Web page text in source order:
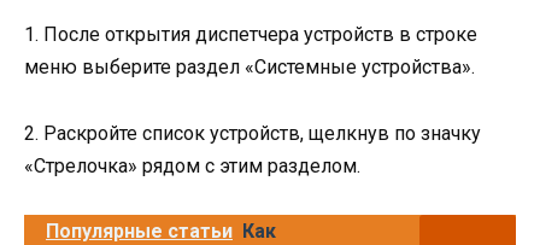
1. После открытия диспетчера устройств в строке
меню выберите раздел «Системные устройства».
2. Раскройте список устройств, щелкнув по значку
«Стрелочка» рядом с этим разделом.
Популярные статьи Как